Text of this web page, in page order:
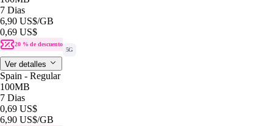
7 Dias
6,90 US$/GB
0,69 US$
20 % de descuento
5G
Ver detalles
Spain - Regular
100MB
7 Dias
0,69 US$
6,90 US$/GB